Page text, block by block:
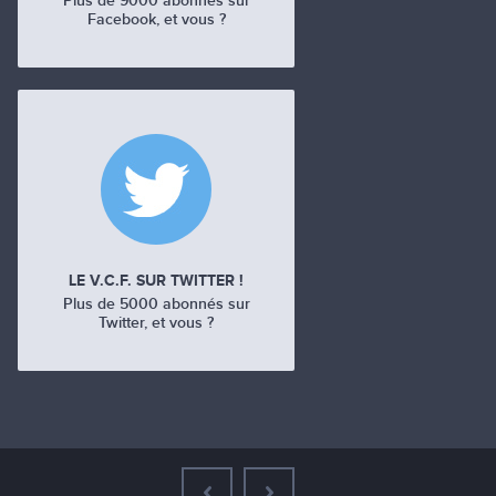
Facebook, et vous ?
LE V.C.F. SUR TWITTER !
Plus de 5000 abonnés sur
Twitter, et vous ?